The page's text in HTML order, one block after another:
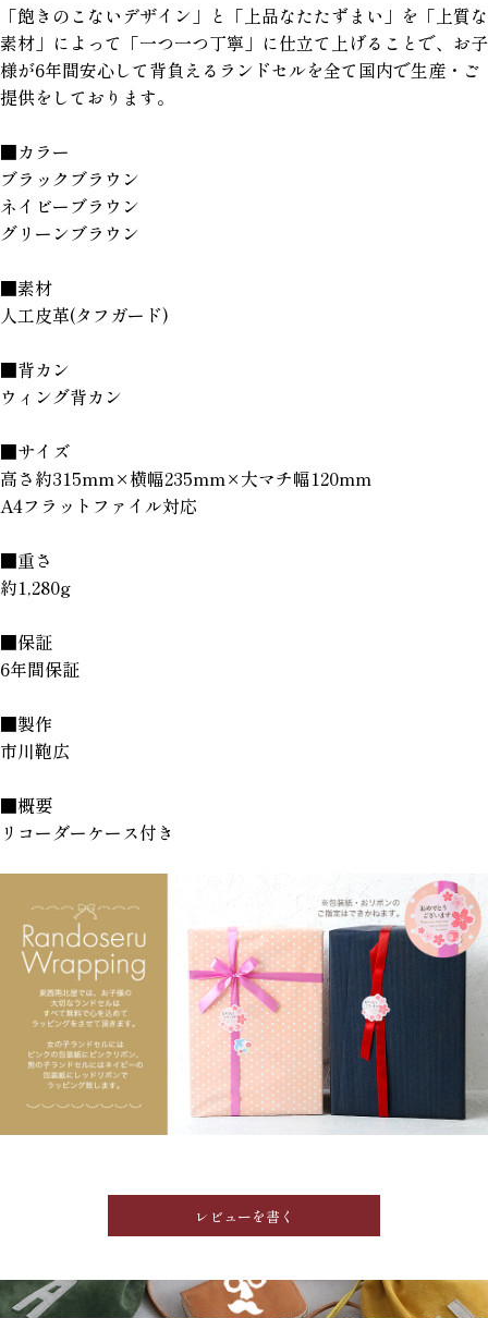
「飽きのこないデザイン」と「上品なたたずまい」を「上質な
素材」によって「一つ一つ丁寧」に仕立て上げることで、お子
様が6年間安心して背負えるランドセルを全て国内で生産・ご
提供をしております。
■カラー
ブラックブラウン
ネイビーブラウン
グリーンブラウン
■素材
人工皮革(タフガード)
■背カン
ウィング背カン
■サイズ
高さ約315mm×横幅235mm×大マチ幅120mm
A4フラットファイル対応
■重さ
約1,280g
■保証
6年間保証
■製作
市川鞄広
■概要
リコーダーケース付き
レビューを書く
GRIMM LAB